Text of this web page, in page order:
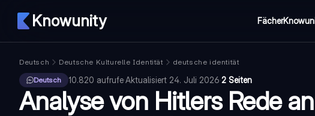
Knowunity Fächer
Deutsch Deutsche Kulturelle Identität
deutsche identität
Deutsch
10.820 aufrufe·Aktualisiert 24. Juli 2026·2 Seiten
Analyse von Hitlers Rede